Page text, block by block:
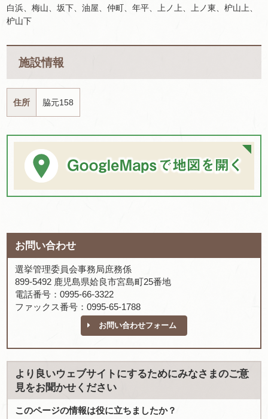
白浜、梅山、坂下、油屋、仲町、年平、上ノ上、上ノ東、枦山上、
枦山下
施設情報
住所 脇元158
お問い合わせ
選挙管理委員会事務局庶務係
899-5492 鹿児島県姶良市宮島町25番地
電話番号：0995-66-3322
ファックス番号：0995-65-1788
お問い合わせフォーム
より良いウェブサイトにするためにみなさまのご意
見をお聞かせください
このページの情報は役に立ちましたか？